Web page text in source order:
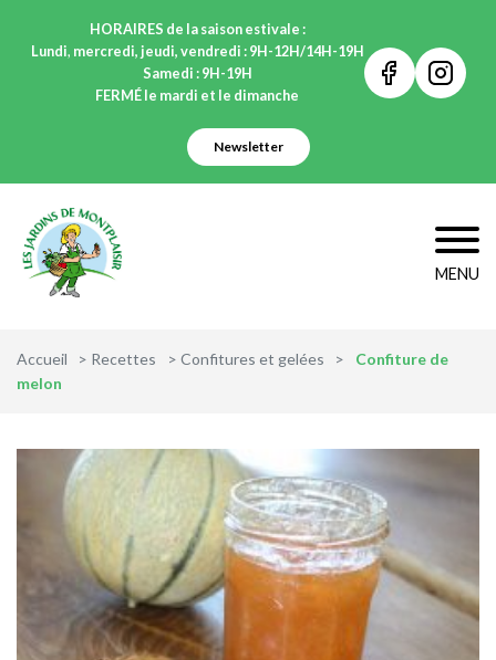
HORAIRES de la saison estivale :
Lundi, mercredi, jeudi, vendredi : 9H-12H/14H-19H
Samedi : 9H-19H
FERMÉ le mardi et le dimanche
Voir notre page
Voir
Newsletter
MENU
Accueil > Recettes > Confitures et gelées >
Confiture de
melon